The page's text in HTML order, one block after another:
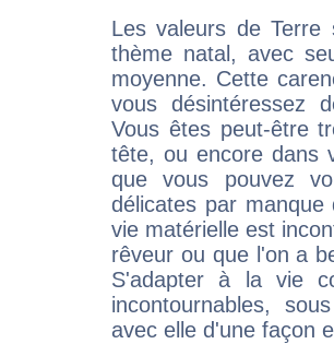
Les valeurs de Terre
thème natal, avec
moyenne. Cette
vous désintéressez
Vous êtes peut-être
tête, ou encore dans
que vous pouvez
délicates par
vie matérielle est
rêveur ou que l'on a
S'adapter à la vie
incontournables,
avec elle d'une façon